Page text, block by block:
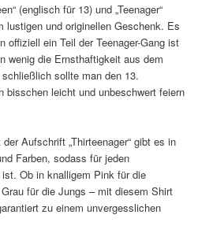
(englisch für 13) und „Teenager“
lustigen und originellen Geschenk. Es
offiziell ein Teil der Teenager-Gang ist
wenig die Ernsthaftigkeit aus dem
sollte man den 13.
bisschen leicht und unbeschwert feiern
Aufschrift „Thirteenager“ gibt es in
Farben, sodass für jeden
Ob in knalligem Pink für die
für die Jungs – mit diesem Shirt
zu einem unvergesslichen